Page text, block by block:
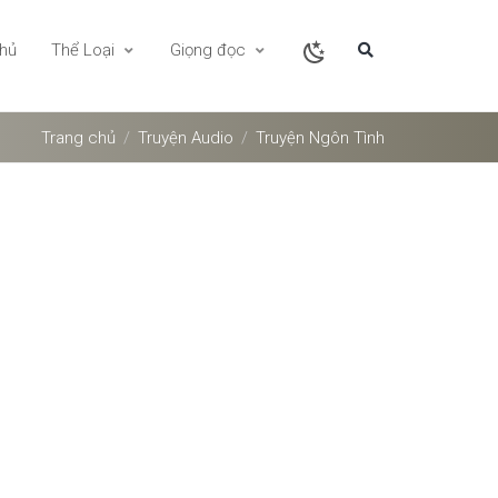
Thể Loại Giọng đọc
Trang chủ Truyện Audio Truyện Ngôn Tình